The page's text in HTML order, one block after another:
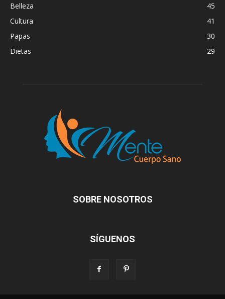
Belleza
45
Cultura
41
Papas
30
Dietas
29
SOBRE NOSOTROS
SÍGUENOS